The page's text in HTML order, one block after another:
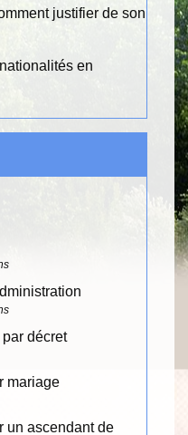
justifier de son
en
décret
mariage
un ascendant de